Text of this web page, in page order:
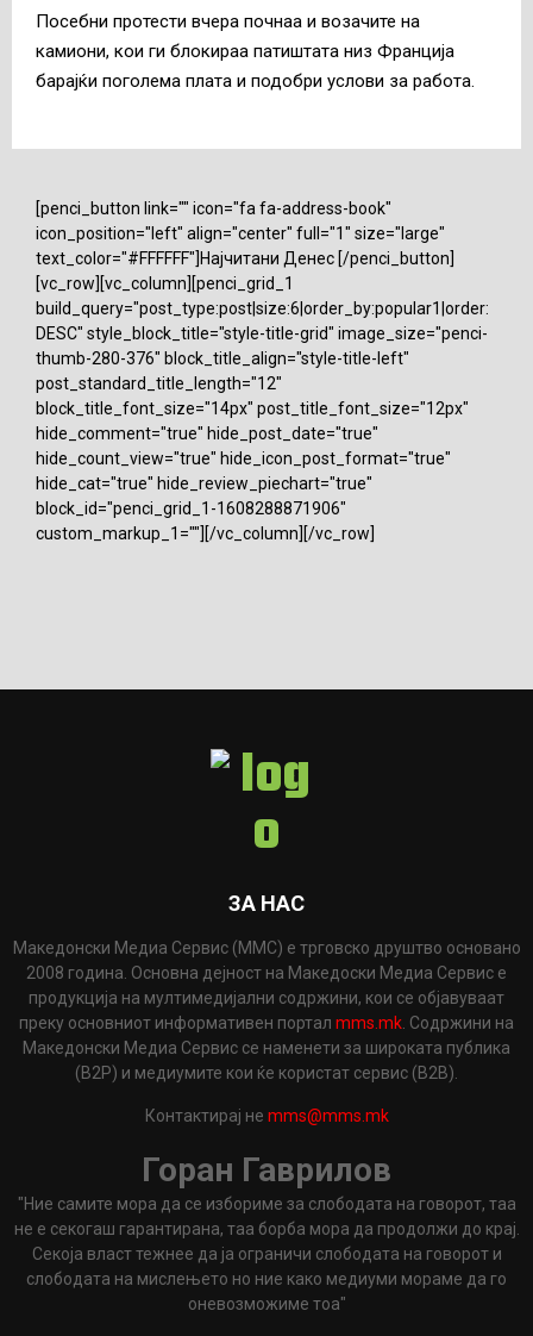
Посебни протести вчера почнаа и возачите на
камиони, кои ги блокираа патиштата низ Франција
барајќи поголема плата и подобри услови за работа.
[penci_button link="" icon="fa fa-address-book"
icon_position="left" align="center" full="1" size="large"
text_color="#FFFFFF"]Најчитани Денес [/penci_button]
[vc_row][vc_column][penci_grid_1
build_query="post_type:post|size:6|order_by:popular1|order:
DESC" style_block_title="style-title-grid" image_size="penci-
thumb-280-376" block_title_align="style-title-left"
post_standard_title_length="12"
block_title_font_size="14px" post_title_font_size="12px"
hide_comment="true" hide_post_date="true"
hide_count_view="true" hide_icon_post_format="true"
hide_cat="true" hide_review_piechart="true"
block_id="penci_grid_1-1608288871906"
custom_markup_1=""][/vc_column][/vc_row]
ЗА НАС
Македонски Медиа Сервис (ММС) е трговско друштво основано
2008 година. Основна дејност на Македоски Медиа Сервис е
продукција на мултимедијални содржини, кои се објавуваат
преку основниот информативен портал mms.mk . Содржини на
Македонски Медиа Сервис се наменети за широката публика
(B2P) и медиумите кои ќе користат сервис (B2B).
Контактирај не mms@mms.mk
Горан Гаврилов
"Ние самите мора да се избориме за слободата на говорот, таа
не е секогаш гарантирана, таа борба мора да продолжи до крај.
Секоја власт тежнее да ја ограничи слободата на говорот и
слободата на мислењето но ние како медиуми мораме да го
оневозможиме тоа"